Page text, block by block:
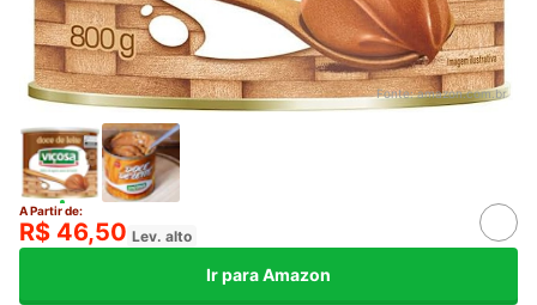
Fonte:amazon.com.br
A Partir de:
R$ 46,50 Lev. alto
Ir para Amazon